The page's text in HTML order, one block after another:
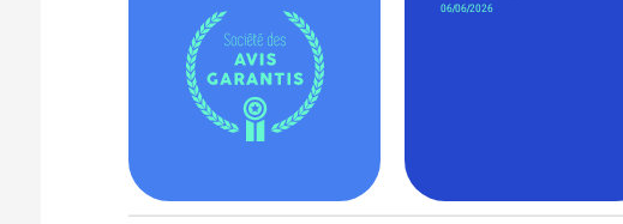
06/06/2026